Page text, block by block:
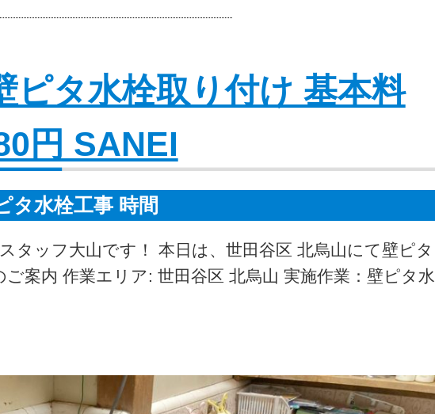
ピタ水栓取り付け 基本料
円 SANEI
タ水栓工事 時間
タッフ大山です！ 本日は、世田谷区 北烏山にて壁ピタ
案内 作業エリア: 世田谷区 北烏山 実施作業：壁ピタ水